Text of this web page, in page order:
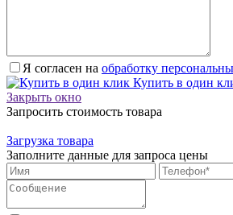
Я согласен на обработку
Купить в один
Закрыть окно
Запросить стоимость товара
Загрузка товара
Заполните данные для запроса цены